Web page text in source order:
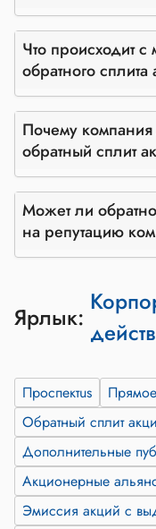
Что происходит
обратного
Почему
обратный сплит
Может ли
на репутацию
Ярлык:
Проспектus
Обратный сплит
Дополнительные
Акционерные
Эмиссия акций с